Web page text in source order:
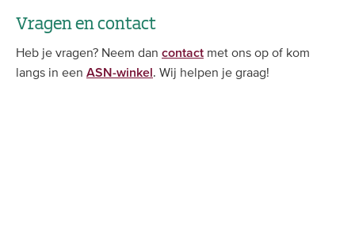
Vragen en contact
Heb je vragen? Neem dan contact met ons op of kom
langs in een ASN-winkel . Wij helpen je graag!